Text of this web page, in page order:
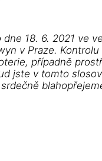
18. 6. 2021 ve
v Praze.
případně
jste v tomto